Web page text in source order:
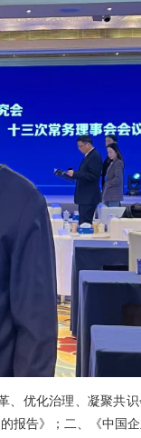
、优化治理、凝聚共
报告》；二、《中国